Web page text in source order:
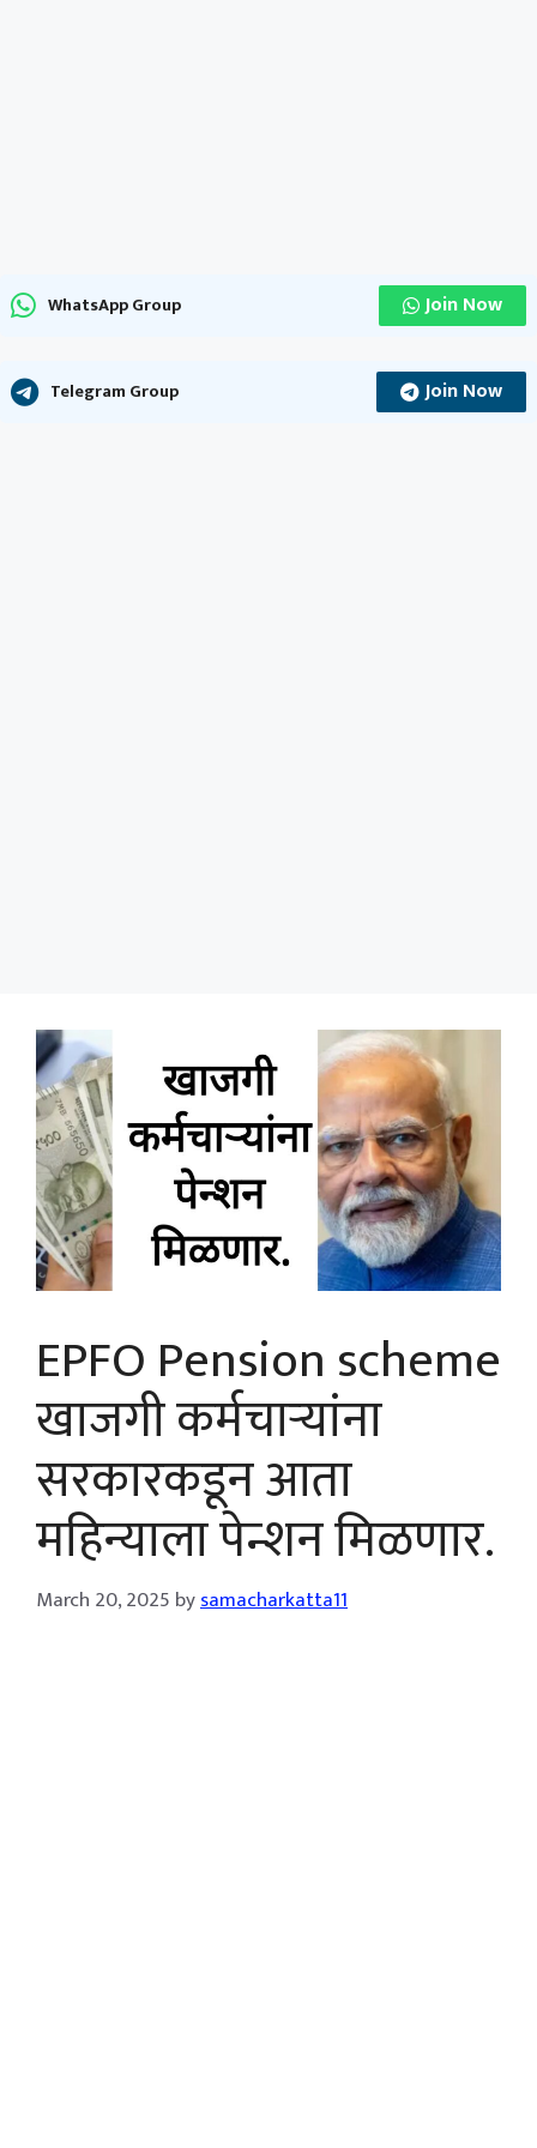
WhatsApp Group Join Now
Telegram Group Join Now
EPFO Pension scheme
खाजगी कर्मचाऱ्यांना
सरकारकडून आता
महिन्याला पेन्शन मिळणार.
March 20, 2025 bysamacharkatta11